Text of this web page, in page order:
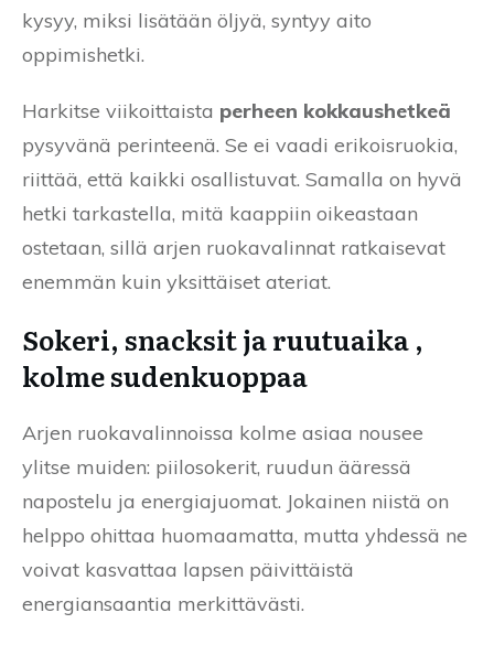
kysyy, miksi lisätään öljyä, syntyy aito
oppimishetki.
Harkitse viikoittaista perheen kokkaushetkeä
pysyvänä perinteenä. Se ei vaadi erikoisruokia,
riittää, että kaikki osallistuvat. Samalla on hyvä
hetki tarkastella, mitä kaappiin oikeastaan
ostetaan, sillä arjen ruokavalinnat ratkaisevat
enemmän kuin yksittäiset ateriat.
Sokeri, snacksit ja ruutuaika ,
kolme sudenkuoppaa
Arjen ruokavalinnoissa kolme asiaa nousee
ylitse muiden: piilosokerit, ruudun ääressä
napostelu ja energiajuomat. Jokainen niistä on
helppo ohittaa huomaamatta, mutta yhdessä ne
voivat kasvattaa lapsen päivittäistä
energiansaantia merkittävästi.